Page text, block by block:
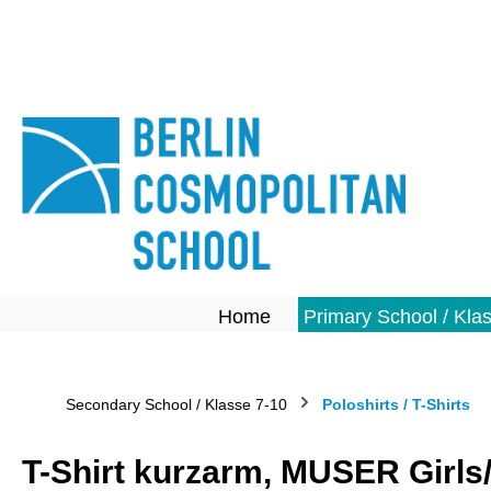
Home Primary School /
Secondary School / Klasse 7-10 Poloshirts / T-Shirts
T-Shirt kurzarm, MUSER